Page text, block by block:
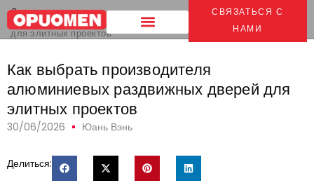
СВЯЗАТЬСЯ С
НАМИ
Дом >
Как выбрать производителя алюминиевых раздвижных дверей
для элитных проектов
Как выбрать производителя
алюминиевых раздвижных дверей для
элитных проектов
30/06/2026 Юань Вэнь
Делиться: